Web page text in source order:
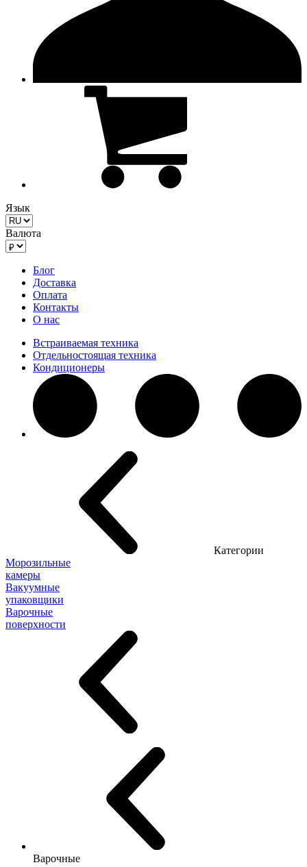
Язык
Валюта
Блог
Доставка
Оплата
Контакты
О нас
Встраиваемая техника
Отдельностоящая техника
Кондиционеры
Категории
Морозильные
камеры
Вакуумные
упаковщики
Варочные
поверхности
Варочные